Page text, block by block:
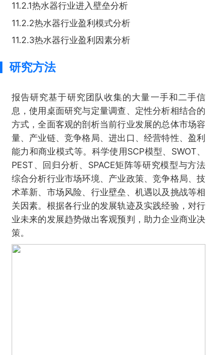
11.2.1热水器行业进入壁垒分析
11.2.2热水器行业盈利模式分析
11.2.3热水器行业盈利因素分析
研究方法
报告研究基于研究团队收集的大量一手和二手信
息，使用桌面研究与定量调查、定性分析相结合的
方式，全面客观的剖析当前行业发展的总体市场容
量、产业链、竞争格局、进出口、经营特性、盈利
能力和商业模式等。科学使用SCP模型、SWOT、
PEST、回归分析、SPACE矩阵等研究模型与方法
综合分析行业市场环境、产业政策、竞争格局、技
术革新、市场风险、行业壁垒、机遇以及挑战等相
关因素。根据各行业的发展轨迹及实践经验，对行
业未来的发展趋势做出客观预判，助力企业商业决
策。